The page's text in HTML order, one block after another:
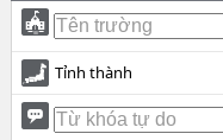
Tỉnh thành